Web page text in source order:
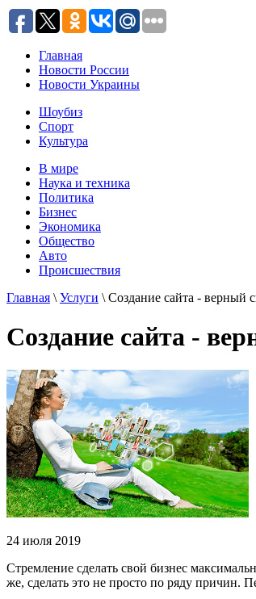
Главная
Новости России
Новости Украины
Шоубиз
Спорт
Культура
В мире
Наука и техника
Политика
Бизнес
Экономика
Общество
Авто
Происшествия
Главная \ Услуги \ Создание сайта - верный
Создание сайта -
24 июля 2019
Стремление сделать свой бизнес
же, сделать это не просто по ряду причин.